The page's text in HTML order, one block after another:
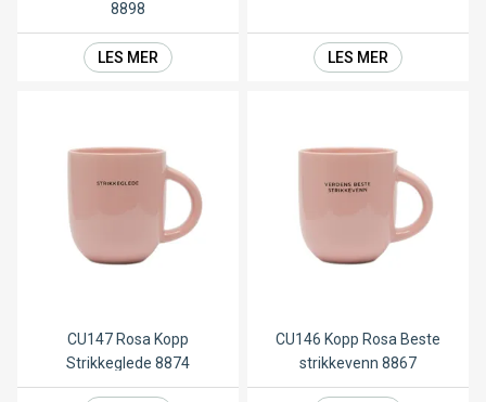
8898
LES MER LES MER
CU147 Rosa Kopp
Strikkeglede 8874
CU146 Kopp Rosa Beste
strikkevenn 8867